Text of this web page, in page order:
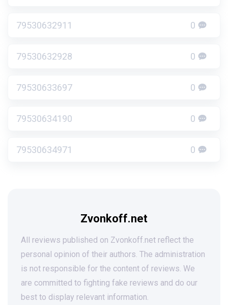
79530632911 0
79530632928 0
79530633697 0
79530634190 0
79530634971 0
Zvonkoff.net
All reviews published on Zvonkoff.net reflect the
personal opinion of their authors. The administration
is not responsible for the content of reviews. We
are committed to fighting fake reviews and do our
best to display relevant information.